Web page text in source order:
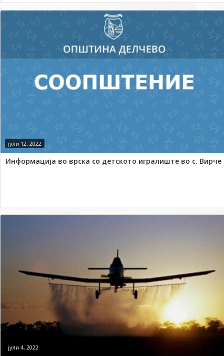
јули 12, 2022
Информација во врска со детското игралиште во с. Вирче
јули 4, 2022